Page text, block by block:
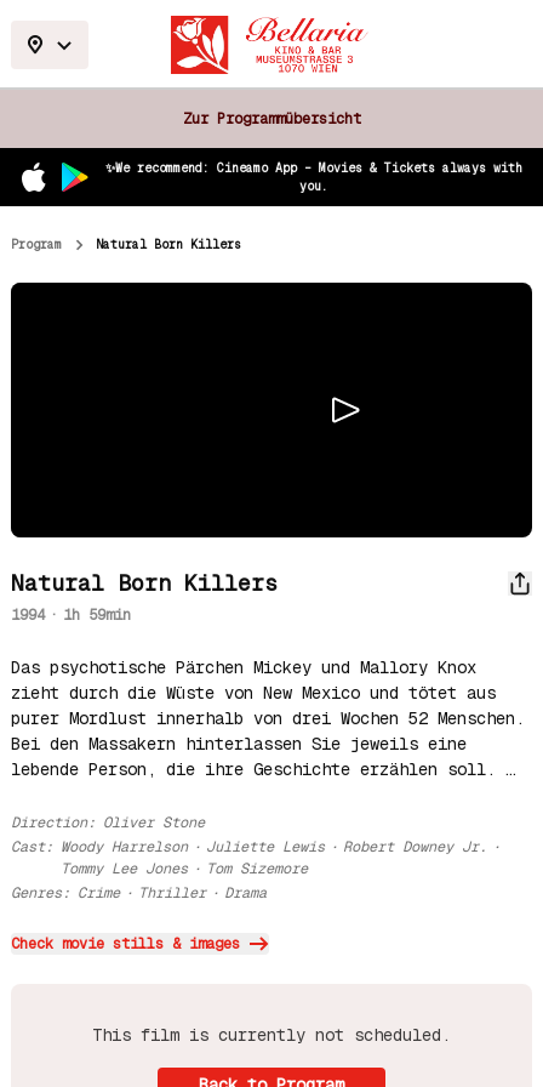
Zur Programmübersicht
✨We recommend: Cineamo App – Movies & Tickets always with
you.
Program Natural Born Killers
Natural Born Killers
1994 · 1h 59min
Das psychotische Pärchen Mickey und Mallory Knox
zieht durch die Wüste von New Mexico und tötet aus
purer Mordlust innerhalb von drei Wochen 52 Menschen.
Bei den Massakern hinterlassen Sie jeweils eine
lebende Person, die ihre Geschichte erzählen soll.
Murders" zu regelrechten Stars befördern, hängt sich
der nicht weniger wahnsinnige Cop Scagnetti an ihre
Fersen.
Direction: Oliver Stone
Cast: Woody Harrelson · Juliette Lewis · Robert Downey Jr. ·
Tommy Lee Jones · Tom Sizemore
Genres: Crime · Thriller · Drama
Check movie stills & images
This film is currently not scheduled.